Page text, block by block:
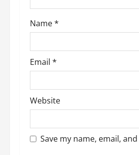
o
n
Name*
Email *
Website
Save my name, email,